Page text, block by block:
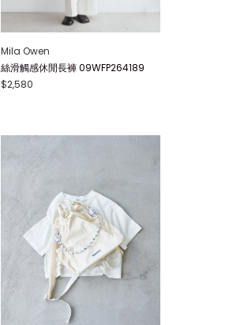
Mila Owen
絲滑觸感休閒長褲 09WFP264189
$2,580